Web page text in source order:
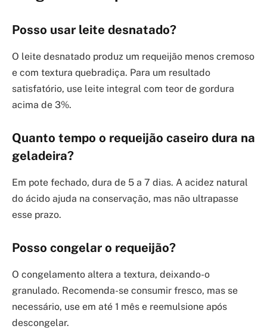
Posso usar leite desnatado?
O leite desnatado produz um requeijão menos cremoso
e com textura quebradiça. Para um resultado
satisfatório, use leite integral com teor de gordura
acima de 3%.
Quanto tempo o requeijão caseiro dura na
geladeira?
Em pote fechado, dura de 5 a 7 dias. A acidez natural
do ácido ajuda na conservação, mas não ultrapasse
esse prazo.
Posso congelar o requeijão?
O congelamento altera a textura, deixando-o
granulado. Recomenda-se consumir fresco, mas se
necessário, use em até 1 mês e reemulsione após
descongelar.